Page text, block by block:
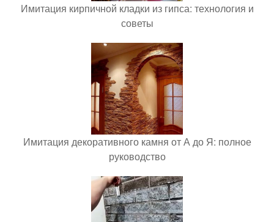
Имитация кирпичной кладки из гипса: технология и
советы
Имитация декоративного камня от А до Я: полное
руководство